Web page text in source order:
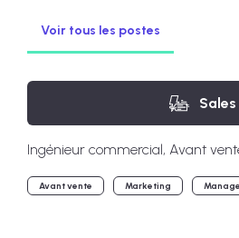
Voir tous les postes
Sales
Ingénieur commercial, Avant
Avant vente Marketing